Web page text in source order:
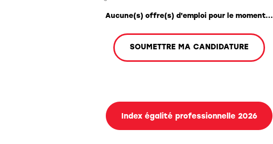
Aucune(s) offre(s) d'emploi pour le moment...
SOUMETTRE MA CANDIDATURE
Index égalité professionnelle 2026